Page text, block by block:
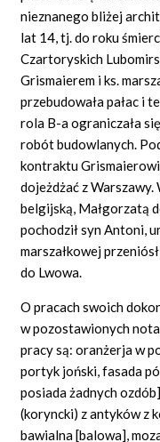
nieznanego bliżej
lat 14, tj. do roku
Czartoryskich
Grismaierem i ks.
przebudowała pałac i
rola B-a ograniczała
robót budowlanych.
kontraktu
dojeżdżać z Warszawy.
belgijską, Małgorzatą
pochodził syn Antoni,
marszałkowej
do Lwowa.
O pracach swoich
w pozostawionych
pracy są: oranżerja w
portyk joński, fasada
posiada żadnych
(koryncki) z antyków z
bawialna [balowa],